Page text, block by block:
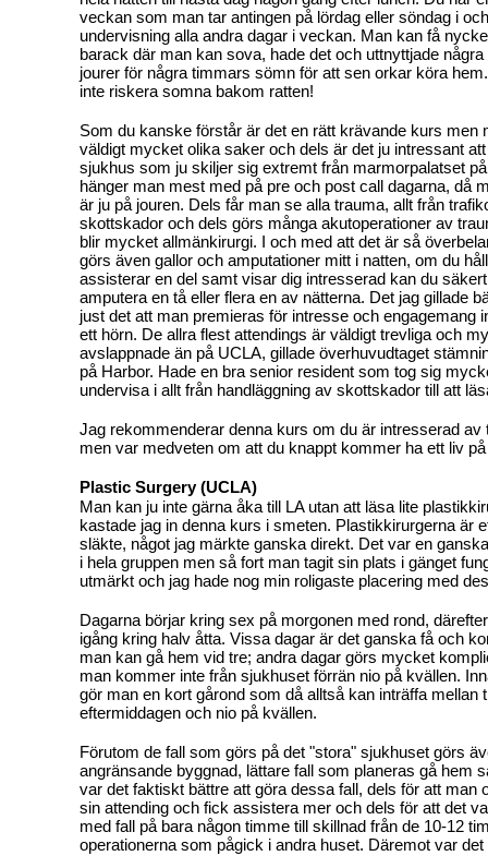
veckan som man tar antingen på lördag eller söndag i
undervisning alla andra dagar i veckan. Man kan få
barack där man kan sova, hade det och uttnyttjade
jourer för några timmars sömn för att sen orkar köra
inte riskera somna bakom ratten!
Som du kanske förstår är det en rätt krävande kurs men
väldigt mycket olika saker och dels är det ju intressant
sjukhus som ju skiljer sig extremt från marmorpalatset
hänger man mest med på pre och post call dagarna, då
är ju på jouren. Dels får man se alla trauma, allt från
skottskador och dels görs många akutoperationer av
blir mycket allmänkirurgi. I och med att det är så
görs även gallor och amputationer mitt i natten, om du
assisterar en del samt visar dig intresserad kan du
amputera en tå eller flera en av nätterna. Det jag gillade
just det att man premieras för intresse och engagemang
ett hörn. De allra flest attendings är väldigt trevliga och
avslappnade än på UCLA, gillade överhuvudtaget
på Harbor. Hade en bra senior resident som tog sig
undervisa i allt från handläggning av skottskador till att
Jag rekommenderar denna kurs om du är intresserad av
men var medveten om att du knappt kommer ha ett liv
Plastic Surgery (UCLA)
Man kan ju inte gärna åka till LA utan att läsa lite
kastade jag in denna kurs i smeten. Plastikkirurgerna är
släkte, något jag märkte ganska direkt. Det var en
i hela gruppen men så fort man tagit sin plats i gänget
utmärkt och jag hade nog min roligaste placering med
Dagarna börjar kring sex på morgonen med rond,
igång kring halv åtta. Vissa dagar är det ganska få och
man kan gå hem vid tre; andra dagar görs mycket
man kommer inte från sjukhuset förrän nio på kvällen.
gör man en kort gårond som då alltså kan inträffa mellan
eftermiddagen och nio på kvällen.
Förutom de fall som görs på det "stora" sjukhuset görs
angränsande byggnad, lättare fall som planeras gå hem
var det faktiskt bättre att göra dessa fall, dels för att man
sin attending och fick assistera mer och dels för att det
med fall på bara någon timme till skillnad från de 10-12
operationerna som pågick i andra huset. Däremot var